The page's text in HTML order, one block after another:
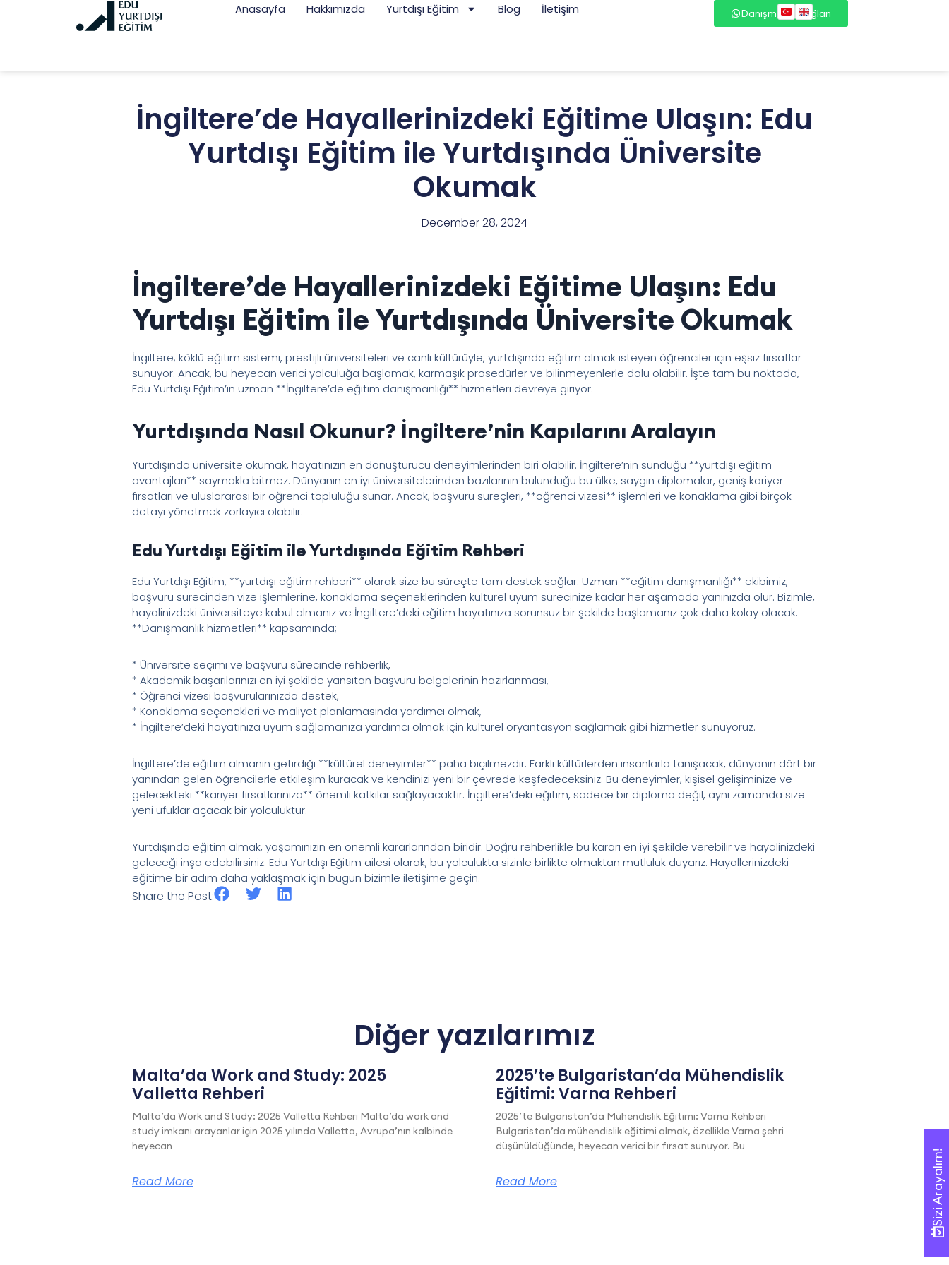
Anasayfa Hakkımızda Yurtdışı Eğitim Blog İletişim Danışmana Bağlan
İngiltere’de Hayallerinizdeki Eğitime Ulaşın: Edu
Yurtdışı Eğitim ile Yurtdışında Üniversite
Okumak
December 28, 2024
İngiltere’de Hayallerinizdeki Eğitime Ulaşın: Edu
Yurtdışı Eğitim ile Yurtdışında Üniversite Okumak
İngiltere; köklü eğitim sistemi, prestijli üniversiteleri ve canlı kültürüyle, yurtdışında eğitim almak isteyen öğrenciler için eşsiz fırsatlar
sunuyor. Ancak, bu heyecan verici yolculuğa başlamak, karmaşık prosedürler ve bilinmeyenlerle dolu olabilir. İşte tam bu noktada,
Edu Yurtdışı Eğitim’in uzman **İngiltere’de eğitim danışmanlığı** hizmetleri devreye giriyor.
Yurtdışında Nasıl Okunur? İngiltere’nin Kapılarını Aralayın
Yurtdışında üniversite okumak, hayatınızın en dönüştürücü deneyimlerinden biri olabilir. İngiltere’nin sunduğu **yurtdışı eğitim
avantajları** saymakla bitmez. Dünyanın en iyi üniversitelerinden bazılarının bulunduğu bu ülke, saygın diplomalar, geniş kariyer
fırsatları ve uluslararası bir öğrenci topluluğu sunar. Ancak, başvuru süreçleri, **öğrenci vizesi** işlemleri ve konaklama gibi birçok
detayı yönetmek zorlayıcı olabilir.
Edu Yurtdışı Eğitim ile Yurtdışında Eğitim Rehberi
Edu Yurtdışı Eğitim, **yurtdışı eğitim rehberi** olarak size bu süreçte tam destek sağlar. Uzman **eğitim danışmanlığı** ekibimiz,
başvuru sürecinden vize işlemlerine, konaklama seçeneklerinden kültürel uyum sürecinize kadar her aşamada yanınızda olur. Bizimle,
hayalinizdeki üniversiteye kabul almanız ve İngiltere’deki eğitim hayatınıza sorunsuz bir şekilde başlamanız çok daha kolay olacak.
**Danışmanlık hizmetleri** kapsamında;
* Üniversite seçimi ve başvuru sürecinde rehberlik,
* Akademik başarılarınızı en iyi şekilde yansıtan başvuru belgelerinin hazırlanması,
* Öğrenci vizesi başvurularınızda destek,
* Konaklama seçenekleri ve maliyet planlamasında yardımcı olmak,
* İngiltere’deki hayatınıza uyum sağlamanıza yardımcı olmak için kültürel oryantasyon sağlamak gibi hizmetler sunuyoruz.
İngiltere’de eğitim almanın getirdiği **kültürel deneyimler** paha biçilmezdir. Farklı kültürlerden insanlarla tanışacak, dünyanın dört bir
yanından gelen öğrencilerle etkileşim kuracak ve kendinizi yeni bir çevrede keşfedeceksiniz. Bu deneyimler, kişisel gelişiminize ve
gelecekteki **kariyer fırsatlarınıza** önemli katkılar sağlayacaktır. İngiltere’deki eğitim, sadece bir diploma değil, aynı zamanda size
yeni ufuklar açacak bir yolculuktur.
Yurtdışında eğitim almak, yaşamınızın en önemli kararlarından biridir. Doğru rehberlikle bu kararı en iyi şekilde verebilir ve hayalinizdeki
geleceği inşa edebilirsiniz. Edu Yurtdışı Eğitim ailesi olarak, bu yolculukta sizinle birlikte olmaktan mutluluk duyarız. Hayallerinizdeki
eğitime bir adım daha yaklaşmak için bugün bizimle iletişime geçin.
Share the Post:
Diğer yazılarımız
Malta’da Work and Study: 2025
Valletta Rehberi
Malta’da Work and Study: 2025 Valletta Rehberi Malta’da work and
study imkanı arayanlar için 2025 yılında Valletta, Avrupa’nın kalbinde
heyecan
Read More
2025’te Bulgaristan’da Mühendislik
Eğitimi: Varna Rehberi
2025’te Bulgaristan’da Mühendislik Eğitimi: Varna Rehberi
Bulgaristan’da mühendislik eğitimi almak, özellikle Varna şehri
düşünüldüğünde, heyecan verici bir fırsat sunuyor. Bu
Read More Sizi Arayalım!
Sizi Arayalım!